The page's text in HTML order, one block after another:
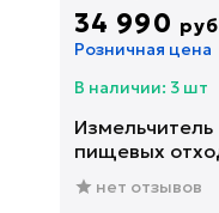
34 990
Розничная цена
В наличии: 3 шт
Измельчитель
пищевых
Franke SLIM 75
(134.0715.096)
нет отзывов